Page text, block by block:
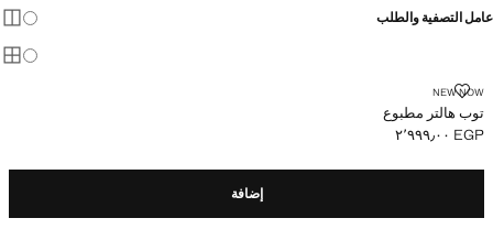
عامل التصفية والطلب
NEW NOW
توب هالتر مطبوع
توب هالتر مطبوع
السعر الحالي [EGP ٢٬٩٩٩٫٠٠ ]
EGP ٢٬٩٩٩٫٠٠
إضافة